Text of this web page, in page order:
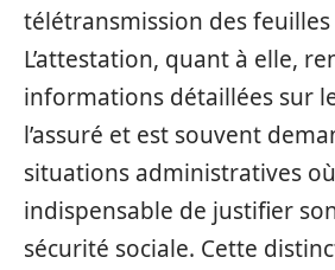
télétransmission des feuilles
L’attestation, quant à elle,
informations détaillées sur
l’assuré et est souvent
situations administratives
indispensable de justifier
sécurité sociale. Cette